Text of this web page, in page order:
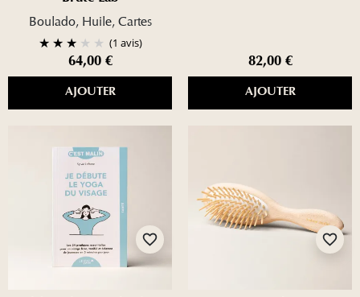
Boulado, Huile, Cartes
(1 avis)
64,00 €
AJOUTER
82,00 €
AJOUTER
favorite_border favorite_border